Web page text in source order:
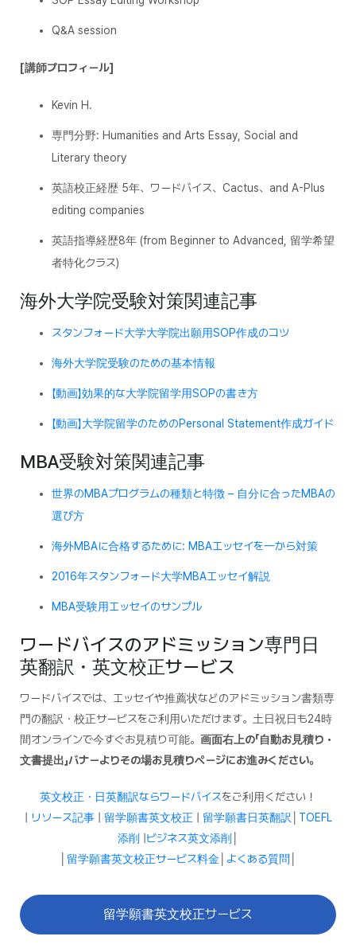
Q&A session
[講師プロフィール]
Kevin H.
専門分野: Humanities and Arts Essay, Social and
Literary theory
英語校正経歴 5年、ワードバイス、Cactus、and A-Plus
editing companies
英語指導経歴8年 (from Beginner to Advanced, 留学希望
者特化クラス)
海外大学院受験対策関連記事
スタンフォード大学大学院出願用SOP作成のコツ
海外大学院受験のための基本情報
【動画】効果的な大学院留学用SOPの書き方
【動画】大学院留学のためのPersonal Statement作成ガイド
MBA受験対策関連記事
世界のMBAプログラムの種類と特徴 – 自分に合ったMBAの
選び方
海外MBAに合格するために: MBAエッセイを一から対策
2016年スタンフォード大学MBAエッセイ解説
MBA受験用エッセイのサンプル
ワードバイスのアドミッション専門日
英翻訳・英文校正サービス
ワードバイスでは、エッセイや推薦状などのアドミッション書類専
門の翻訳・校正サービスをご利用いただけます。土日祝日も24時
間オンラインで今すぐお見積り可能。 画面右上の「自動お見積り・
文書提出」バナーよりその場お見積りページにお進みください。
英文校正・日英翻訳ならワードバイスをご利用ください！
リソース記事| 留学願書英文校正 留学願書日英翻訳
TOEFL
添削
ビジネス英文添削
留学願書英文校正サービス料金 よくある質問
留学願書英文校正サービス